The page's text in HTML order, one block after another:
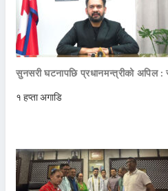
सुनसरी घटनापछि प्रधानमन्त्रीको अपिल :
१ हप्ता अगाडि